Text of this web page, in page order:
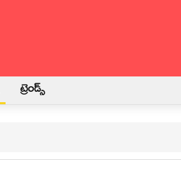
ట్రెండ్స్